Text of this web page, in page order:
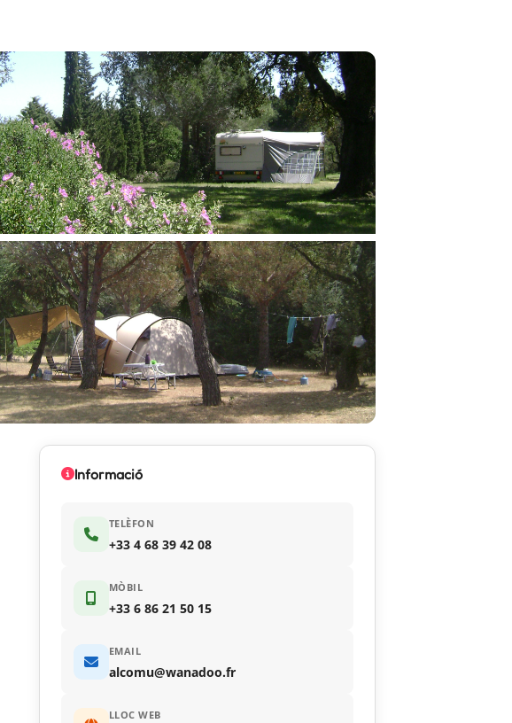
Informació
TELÈFON
+33 4 68 39 42 08
MÒBIL
+33 6 86 21 50 15
EMAIL
alcomu@wanadoo.fr
LLOC WEB